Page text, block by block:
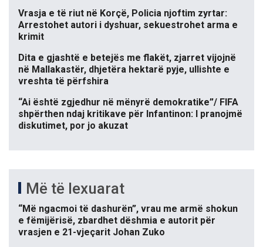
Vrasja e të riut në Korçë, Policia njoftim zyrtar:
Arrestohet autori i dyshuar, sekuestrohet arma e
krimit
Dita e gjashtë e betejës me flakët, zjarret vijojnë
në Mallakastër, dhjetëra hektarë pyje, ullishte e
vreshta të përfshira
“Ai është zgjedhur në mënyrë demokratike”/ FIFA
shpërthen ndaj kritikave për Infantinon: I pranojmë
diskutimet, por jo akuzat
Më të lexuarat
“Më ngacmoi të dashurën”, vrau me armë shokun
e fëmijërisë, zbardhet dëshmia e autorit për
vrasjen e 21-vjeçarit Johan Zuko